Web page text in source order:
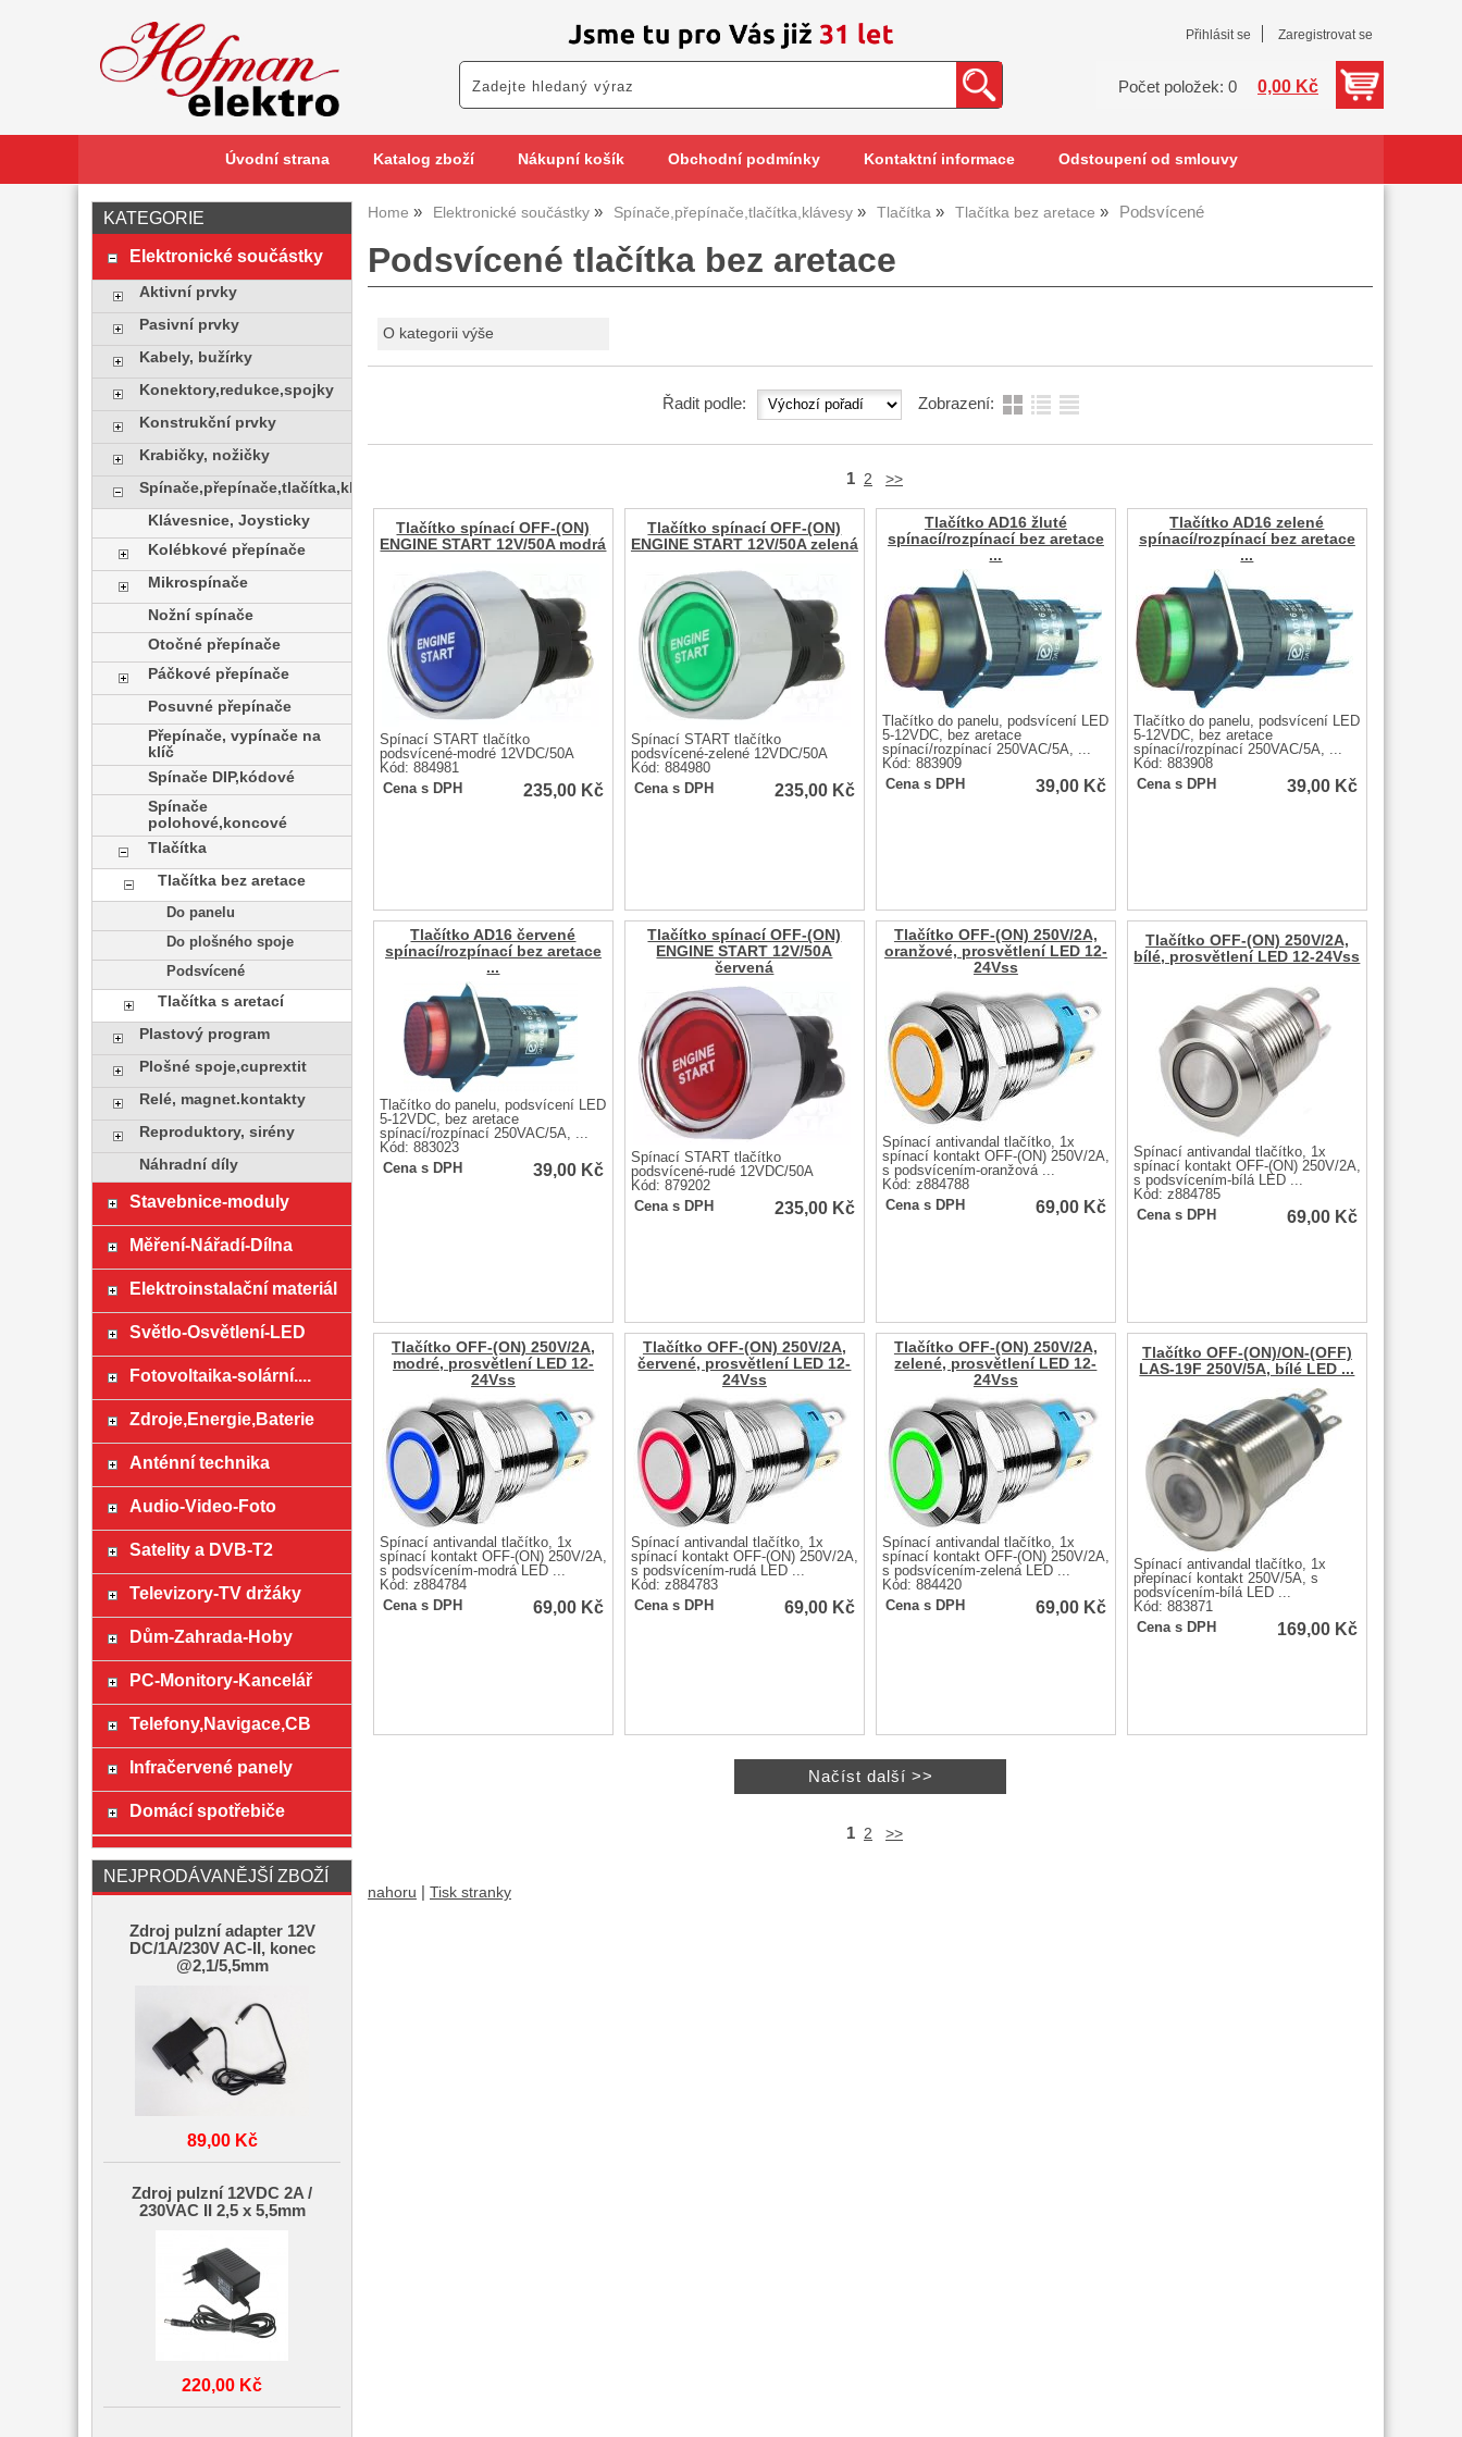
Přihlásit se Zaregistrovat se
Počet položek: 0 0,00 Kč
Úvodní strana Katalog zboží Nákupní košík Obchodní podmínky Kontaktní informace Odstoupení od smlouvy
Home Elektronické součástky Spínače,přepínače,tlačítka,klávesy Tlačítka Tlačítka bez aretace Podsvícené
Podsvícené tlačítka bez aretace
O kategorii výše
Řadit podle: Zobrazení:
1 2 >>
Tlačítko spínací OFF-(ON)
ENGINE START 12V/50A modrá
Spínací START tlačítko
podsvícené-modré 12VDC/50A
Kód: 884981
Cena s DPH
235,00 Kč
Tlačítko spínací OFF-(ON)
ENGINE START 12V/50A zelená
Spínací START tlačítko
podsvícené-zelené 12VDC/50A
Kód: 884980
Cena s DPH
235,00 Kč
Tlačítko AD16 žluté
spínací/rozpínací bez aretace
...
Tlačítko do panelu, podsvícení LED
5-12VDC, bez aretace
spínací/rozpínací 250VAC/5A, ...
Kód: 883909
Cena s DPH
39,00 Kč
Tlačítko AD16 zelené
spínací/rozpínací bez aretace
...
Tlačítko do panelu, podsvícení LED
5-12VDC, bez aretace
spínací/rozpínací 250VAC/5A, ...
Kód: 883908
Cena s DPH
39,00 Kč
Tlačítko AD16 červené
spínací/rozpínací bez aretace
...
Tlačítko do panelu, podsvícení LED
5-12VDC, bez aretace
spínací/rozpínací 250VAC/5A, ...
Kód: 883023
Cena s DPH
39,00 Kč
Tlačítko spínací OFF-(ON)
ENGINE START 12V/50A
červená
Spínací START tlačítko
podsvícené-rudé 12VDC/50A
Kód: 879202
Cena s DPH
235,00 Kč
Tlačítko OFF-(ON) 250V/2A,
oranžové, prosvětlení LED 12-
24Vss
Spínací antivandal tlačítko, 1x
spínací kontakt OFF-(ON) 250V/2A,
s podsvícením-oranžová ...
Kód: z884788
Cena s DPH
69,00 Kč
Tlačítko OFF-(ON) 250V/2A,
bílé, prosvětlení LED 12-24Vss
Spínací antivandal tlačítko, 1x
spínací kontakt OFF-(ON) 250V/2A,
s podsvícením-bílá LED ...
Kód: z884785
Cena s DPH
69,00 Kč
Tlačítko OFF-(ON) 250V/2A,
modré, prosvětlení LED 12-
24Vss
Spínací antivandal tlačítko, 1x
spínací kontakt OFF-(ON) 250V/2A,
s podsvícením-modrá LED ...
Kód: z884784
Cena s DPH
69,00 Kč
Tlačítko OFF-(ON) 250V/2A,
červené, prosvětlení LED 12-
24Vss
Spínací antivandal tlačítko, 1x
spínací kontakt OFF-(ON) 250V/2A,
s podsvícením-rudá LED ...
Kód: z884783
Cena s DPH
69,00 Kč
Tlačítko OFF-(ON) 250V/2A,
zelené, prosvětlení LED 12-
24Vss
Spínací antivandal tlačítko, 1x
spínací kontakt OFF-(ON) 250V/2A,
s podsvícením-zelená LED ...
Kód: 884420
Cena s DPH
69,00 Kč
Tlačítko OFF-(ON)/ON-(OFF)
LAS-19F 250V/5A, bílé LED ...
Spínací antivandal tlačítko, 1x
přepínací kontakt 250V/5A, s
podsvícením-bílá LED ...
Kód: 883871
Cena s DPH
169,00 Kč
1 2 >>
nahoru Tisk stranky
KATEGORIE
Elektronické součástky
Aktivní prvky
Pasivní prvky
Kabely, bužírky
Konektory,redukce,spojky
Konstrukční prvky
Krabičky, nožičky
Spínače,přepínače,tlačítka,klávesy
Klávesnice, Joysticky
Kolébkové přepínače
Mikrospínače
Nožní spínače
Otočné přepínače
Páčkové přepínače
Posuvné přepínače
Přepínače, vypínače na
klíč
Spínače DIP,kódové
Spínače
polohové,koncové
Tlačítka
Tlačítka bez aretace
Do panelu
Do plošného spoje
Podsvícené
Tlačítka s aretací
Plastový program
Plošné spoje,cuprextit
Relé, magnet.kontakty
Reproduktory, sirény
Náhradní díly
Stavebnice-moduly
Měření-Nářadí-Dílna
Elektroinstalační materiál
Světlo-Osvětlení-LED
Fotovoltaika-solární....
Zdroje,Energie,Baterie
Anténní technika
Audio-Video-Foto
Satelity a DVB-T2
Televizory-TV držáky
Dům-Zahrada-Hoby
PC-Monitory-Kancelář
Telefony,Navigace,CB
Infračervené panely
Domácí spotřebiče
NEJPRODÁVANĚJŠÍ ZBOŽÍ
Zdroj pulzní adapter 12V
DC/1A/230V AC-II, konec
@2,1/5,5mm
89,00 Kč
Zdroj pulzní 12VDC 2A /
230VAC II 2,5 x 5,5mm
220,00 Kč